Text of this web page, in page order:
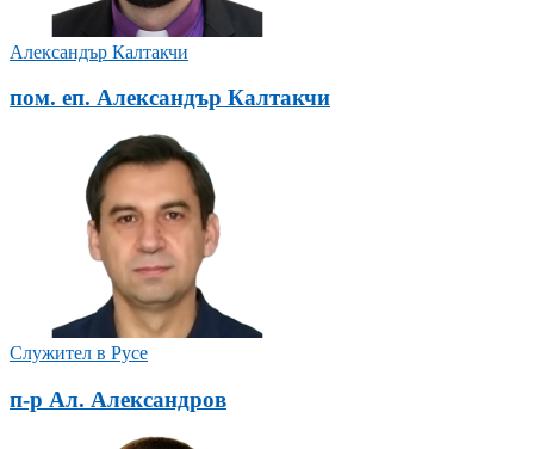
Александър Калтакчи
пом. еп. Александър Калтакчи
Служител в Русе
п-р Ал. Александров